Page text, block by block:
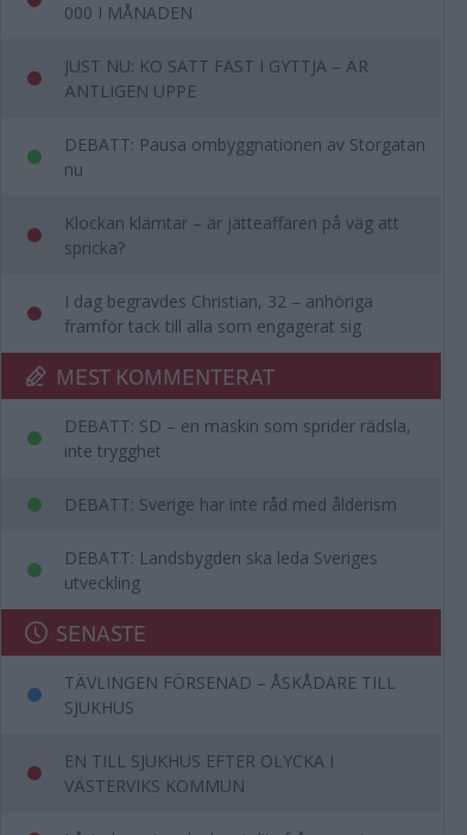
000 I MÅNADEN
JUST NU: KO SATT FAST I GYTTJA – ÄR
ÄNTLIGEN UPPE
DEBATT: Pausa ombyggnationen av Storgatan
nu
Klockan klämtar – är jätteaffären på väg att
spricka?
I dag begravdes Christian, 32 – anhöriga
framför tack till alla som engagerat sig
MEST KOMMENTERAT
DEBATT: SD – en maskin som sprider rädsla,
inte trygghet
DEBATT: Sverige har inte råd med ålderism
DEBATT: Landsbygden ska leda Sveriges
utveckling
SENASTE
TÄVLINGEN FÖRSENAD – ÅSKÅDARE TILL
SJUKHUS
EN TILL SJUKHUS EFTER OLYCKA I
VÄSTERVIKS KOMMUN